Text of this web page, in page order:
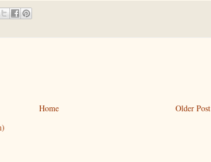
Older Post
Home